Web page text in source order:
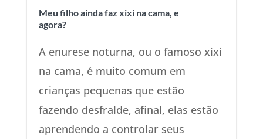
Meu filho ainda faz xixi na cama, e
agora?
A enurese noturna, ou o famoso xixi
na cama, é muito comum em
crianças pequenas que estão
fazendo desfralde, afinal, elas estão
aprendendo a controlar seus